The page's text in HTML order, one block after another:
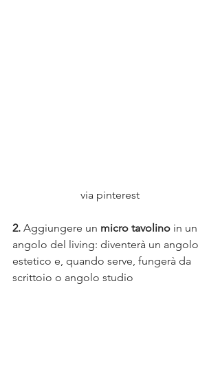
via pinterest
2. Aggiungere un micro tavolino in un
angolo del living: diventerà un angolo
estetico e, quando serve, fungerà da
scrittoio o angolo studio